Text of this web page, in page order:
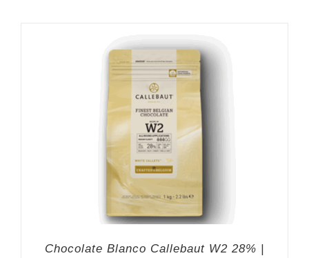
Chocolate Blanco Callebaut W2 28% |